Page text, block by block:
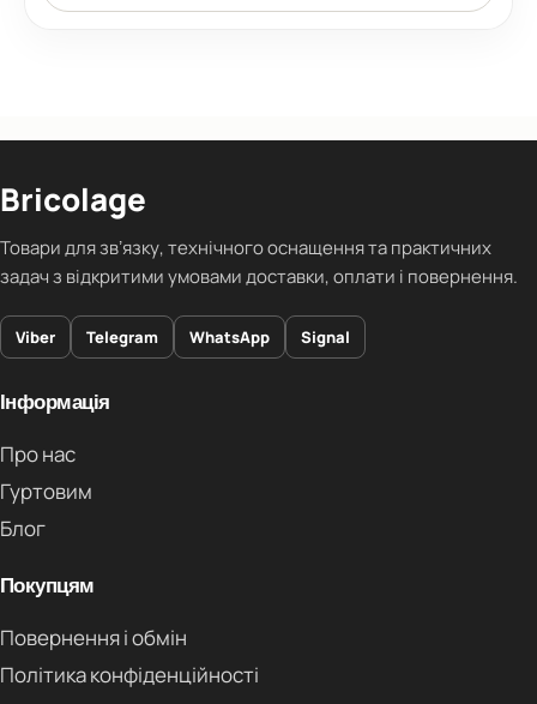
Bricolage
Товари для звʼязку, технічного оснащення та практичних
задач з відкритими умовами доставки, оплати і повернення.
Viber Telegram WhatsApp Signal
Інформація
Про нас
Гуртовим
Блог
Покупцям
Повернення і обмін
Політика конфіденційності